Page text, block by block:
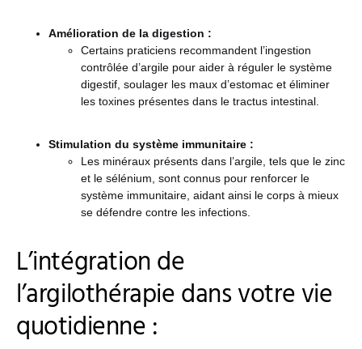
Amélioration de la digestion :
Certains praticiens recommandent l’ingestion
contrôlée d’argile pour aider à réguler le système
digestif, soulager les maux d’estomac et éliminer
les toxines présentes dans le tractus intestinal.
Stimulation du système immunitaire :
Les minéraux présents dans l’argile, tels que le zinc
et le sélénium, sont connus pour renforcer le
système immunitaire, aidant ainsi le corps à mieux
se défendre contre les infections.
L’intégration de
l’argilothérapie dans votre vie
quotidienne :